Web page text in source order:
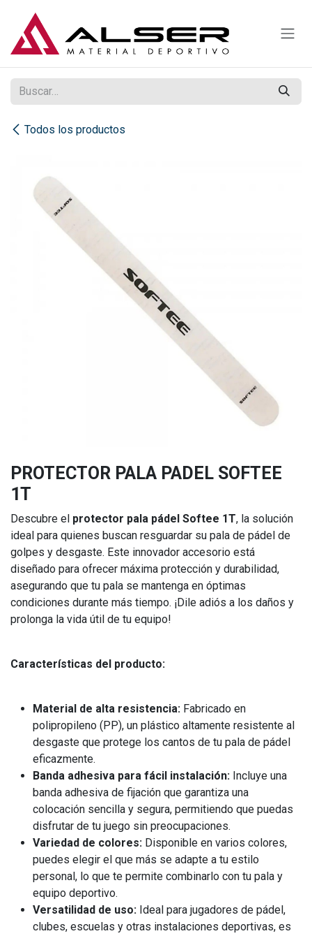
Todos los productos
PROTECTOR PALA PADEL SOFTEE
1T
Descubre el protector pala pádel Softee 1T, la solución
ideal para quienes buscan resguardar su pala de pádel de
golpes y desgaste. Este innovador accesorio está
diseñado para ofrecer máxima protección y durabilidad,
asegurando que tu pala se mantenga en óptimas
condiciones durante más tiempo. ¡Dile adiós a los daños y
prolonga la vida útil de tu equipo!
Características del producto:
Material de alta resistencia: Fabricado en
polipropileno (PP), un plástico altamente resistente al
desgaste que protege los cantos de tu pala de pádel
eficazmente.
Banda adhesiva para fácil instalación: Incluye una
banda adhesiva de fijación que garantiza una
colocación sencilla y segura, permitiendo que puedas
disfrutar de tu juego sin preocupaciones.
Variedad de colores: Disponible en varios colores,
puedes elegir el que más se adapte a tu estilo
personal, lo que te permite combinarlo con tu pala y
equipo deportivo.
Versatilidad de uso: Ideal para jugadores de pádel,
clubes, escuelas y otras instalaciones deportivas, es